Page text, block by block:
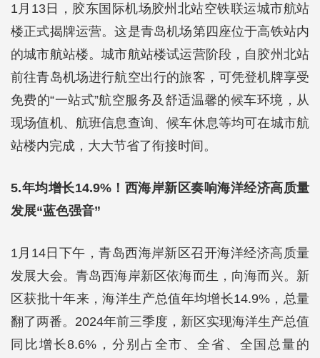
1月13日，胶东国际机场胶州北站空铁联运城市航站
楼正式揭牌运营。这是青岛机场第四座位于高铁站内
的城市航站楼。城市航站楼试运营阶段，自胶州北站
前往青岛机场进行航空出行的旅客，可凭登机牌享受
免费的“一站式”航空服务及舒适温馨的候车环境，从
现场值机、航班信息查询、候车休息等均可在城市航
站楼内完成，大大节省了衔接时间。
5.年均增长14.9%！西海岸新区奏响海洋经济高质量
发展“蓝色强音”
1月14日下午，青岛西海岸新区召开海洋经济高质量
发展大会。青岛西海岸新区依海而生，向海而兴。新
区获批十年来，海洋生产总值年均增长14.9%，总量
翻了两番。2024年前三季度，新区实现海洋生产总值
同比增长8.6%，分别占全市、全省、全国总量的